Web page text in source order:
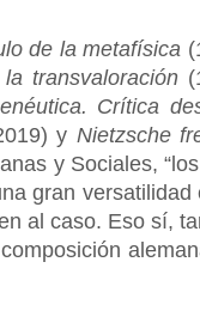
de la metafísica
transvaloración
Crítica
y Nietzsche
y Sociales,
gran versatilidad
al caso. Eso sí,